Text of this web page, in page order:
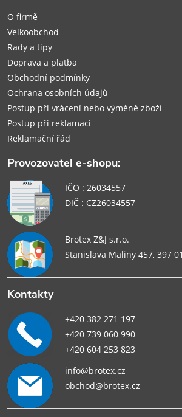
O firmě
Velkoobchod
Rady a tipy
Doprava a platba
Obchodní podmínky
Ochrana osobních údajů
Postup při vrácení nebo výměně zboží
Postup při reklamaci
Reklamační řád
Provozovatel e-shopu:
IČO : 26034557
DIČ : CZ26034557
Brotex Z&J s.r.o.
Stanislava Maliny 457, 397
Kontakty
+420 382 271 197
+420 739 060 990
+420 604 253 823
info@brotex.cz
obchod@brotex.cz